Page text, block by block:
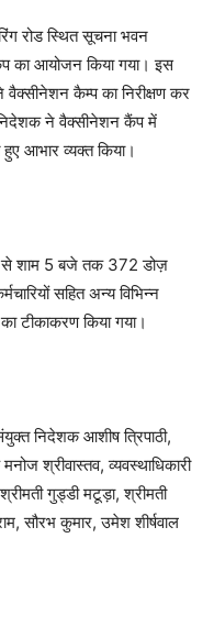
रोड स्थित सूचना भवन
का आयोजन किया गया। इस
वैक्सीनेशन कैम्प का निरीक्षण कर
ने वैक्सीनेशन कैंप में
आभार व्यक्त किया।
से शाम 5 बजे तक 372 डोज़
सहित अन्य विभिन्न
का टीकाकरण किया गया।
निदेशक आशीष त्रिपाठी,
श्रीवास्तव, व्यवस्थाधिकारी
गुड्डी मटूड़ा, श्रीमती
सौरभ कुमार, उमेश शीर्षवाल